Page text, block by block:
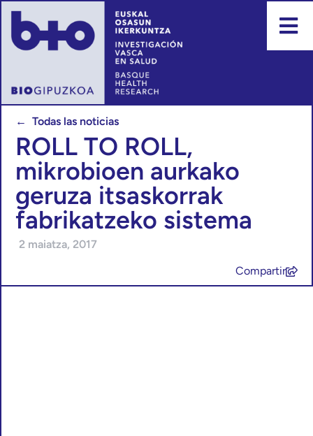
← Todas las noticias
ROLL TO ROLL,
mikrobioen aurkako
geruza itsaskorrak
fabrikatzeko sistema
2 maiatza, 2017
Compartir